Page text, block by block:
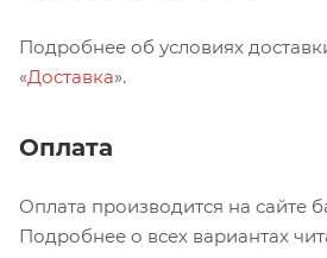
Подробнее об условиях
«Доставка».
Оплата
Оплата производится на сайте
Подробнее о всех вариантах